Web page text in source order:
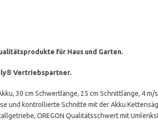
für Haus und Garten.
Vertriebspartner.
30 cm Schwertlänge, 25 cm Schnittlänge, 4 m/s
und kontrollierte Schnitte mit der Akku
OREGON Qualitätsschwert mit